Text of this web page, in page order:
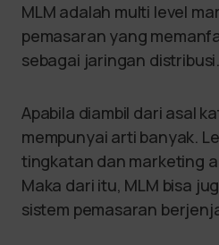
MLM adalah multi level
pemasaran yang
sebagai jaringan distribusi.
Apabila diambil dari asal
mempunyai arti banyak.
tingkatan dan marketing
Maka dari itu, MLM bisa
sistem pemasaran